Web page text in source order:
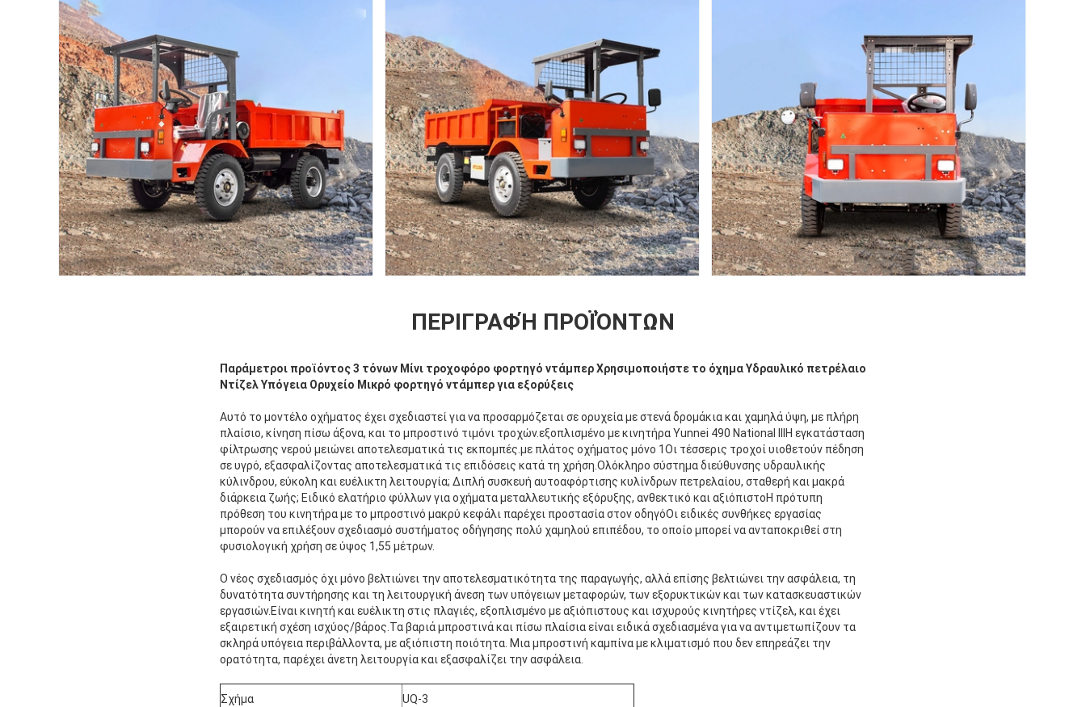
Αφήστε ένα μήνυμα We bellen je snel terug!
ΠΕΡΙΓΡΑΦΉ ΠΡΟΪΌΝΤΩΝ
Παράμετροι προϊόντος 3 τόνων Μίνι τροχοφόρο φορτηγό ντάμπερ Χρησιμοποιήστε το όχημα Υδραυλικό πετρέλαιο
Ντίζελ Υπόγεια Ορυχείο Μικρό φορτηγό ντάμπερ για εξορύξεις
Αυτό το μοντέλο οχήματος έχει σχεδιαστεί για να προσαρμόζεται σε ορυχεία με στενά δρομάκια και χαμηλά ύψη, με πλήρη
πλαίσιο, κίνηση πίσω άξονα, και το μπροστινό τιμόνι τροχών.εξοπλισμένο με κινητήρα Yunnei 490 National IIIΗ εγκατάσταση
φίλτρωσης νερού μειώνει αποτελεσματικά τις εκπομπές.με πλάτος οχήματος μόνο 1Οι τέσσερις τροχοί υιοθετούν πέδηση
σε υγρό, εξασφαλίζοντας αποτελεσματικά τις επιδόσεις κατά τη χρήση.Ολόκληρο σύστημα διεύθυνσης υδραυλικής
κύλινδρου, εύκολη και ευέλικτη λειτουργία; Διπλή συσκευή αυτοαφόρτισης κυλίνδρων πετρελαίου, σταθερή και μακρά
διάρκεια ζωής; Ειδικό ελατήριο φύλλων για οχήματα μεταλλευτικής εξόρυξης, ανθεκτικό και αξιόπιστοΗ πρότυπη
πρόθεση του κινητήρα με το μπροστινό μακρύ κεφάλι παρέχει προστασία στον οδηγόΟι ειδικές συνθήκες εργασίας
μπορούν να επιλέξουν σχεδιασμό συστήματος οδήγησης πολύ χαμηλού επιπέδου, το οποίο μπορεί να ανταποκριθεί στη
φυσιολογική χρήση σε ύψος 1,55 μέτρων.
Ο νέος σχεδιασμός όχι μόνο βελτιώνει την αποτελεσματικότητα της παραγωγής, αλλά επίσης βελτιώνει την ασφάλεια, τη
δυνατότητα συντήρησης και τη λειτουργική άνεση των υπόγειων μεταφορών, των εξορυκτικών και των κατασκευαστικών
εργασιών.Είναι κινητή και ευέλικτη στις πλαγιές, εξοπλισμένο με αξιόπιστους και ισχυρούς κινητήρες ντίζελ, και έχει
εξαιρετική σχέση ισχύος/βάρος.Τα βαριά μπροστινά και πίσω πλαίσια είναι ειδικά σχεδιασμένα για να αντιμετωπίζουν τα
σκληρά υπόγεια περιβάλλοντα, με αξιόπιστη ποιότητα. Μια μπροστινή καμπίνα με κλιματισμό που δεν επηρεάζει την
ορατότητα, παρέχει άνετη λειτουργία και εξασφαλίζει την ασφάλεια.
Σχήμα UQ-3